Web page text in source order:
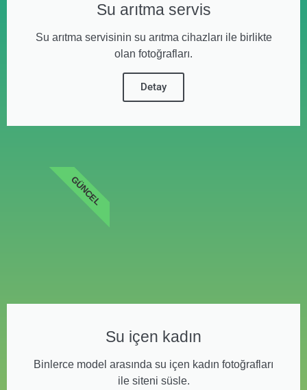
Su arıtma servis
Su arıtma servisinin su arıtma cihazları ile birlikte
olan fotoğrafları.
Detay
Su içen kadın
Binlerce model arasında su içen kadın fotoğrafları
ile siteni süsle.
GÜNCEL